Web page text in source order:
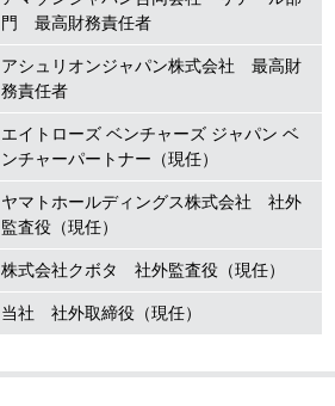
門 最高財務責任者
アシュリオンジャパン株式会社 最高財
務責任者
エイトローズ ベンチャーズ ジャパン ベ
ンチャーパートナー（現任）
ヤマトホールディングス株式会社 社外
監査役（現任）
株式会社クボタ 社外監査役（現任）
当社 社外取締役（現任）